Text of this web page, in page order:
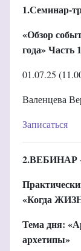
1.Семинар-
«Обзор
года»Часть 1
01.07.25
Валенцева
Записаться
2.ВЕБИНАР
«Когда
Тема дня:
архетипы»